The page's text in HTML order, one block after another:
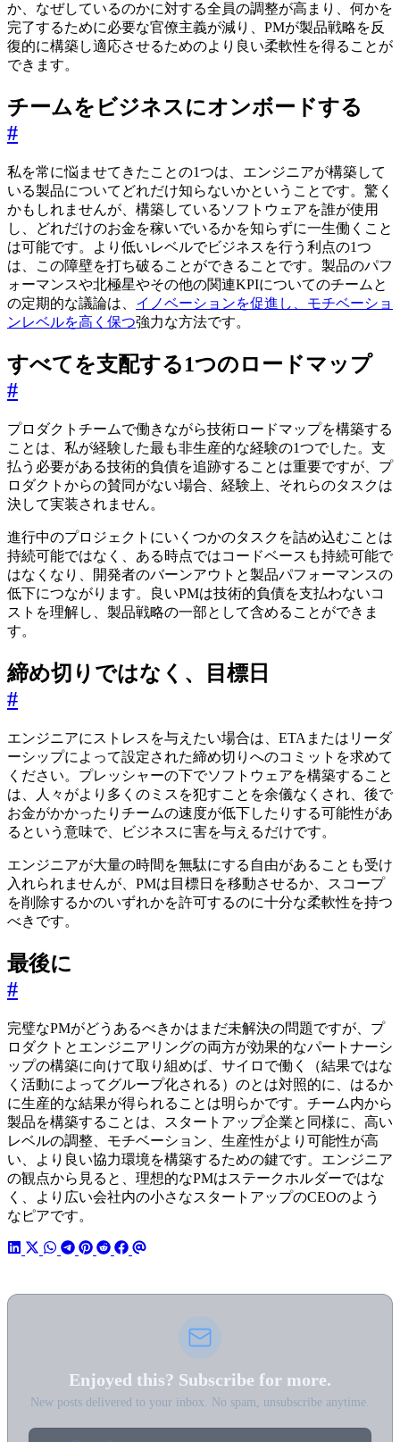
か、なぜしているのかに対する全員の調整が高まり、何かを
完了するために必要な官僚主義が減り、PMが製品戦略を反
復的に構築し適応させるためのより良い柔軟性を得ることが
できます。
チームをビジネスにオンボードする
#
私を常に悩ませてきたことの1つは、エンジニアが構築して
いる製品についてどれだけ知らないかということです。驚く
かもしれませんが、構築しているソフトウェアを誰が使用
し、どれだけのお金を稼いでいるかを知らずに一生働くこと
は可能です。より低いレベルでビジネスを行う利点の1つ
は、この障壁を打ち破ることができることです。製品のパフ
ォーマンスや北極星やその他の関連KPIについてのチームと
の定期的な議論は、 イノベーションを促進し、モチベーショ
ンレベルを高く保つ強力な方法です。
すべてを支配する1つのロードマップ
#
プロダクトチームで働きながら技術ロードマップを構築する
ことは、私が経験した最も非生産的な経験の1つでした。支
払う必要がある技術的負債を追跡することは重要ですが、プ
ロダクトからの賛同がない場合、経験上、それらのタスクは
決して実装されません。
進行中のプロジェクトにいくつかのタスクを詰め込むことは
持続可能ではなく、ある時点ではコードベースも持続可能で
はなくなり、開発者のバーンアウトと製品パフォーマンスの
低下につながります。良いPMは技術的負債を支払わないコ
ストを理解し、製品戦略の一部として含めることができま
す。
締め切りではなく、目標日
#
エンジニアにストレスを与えたい場合は、ETAまたはリーダ
ーシップによって設定された締め切りへのコミットを求めて
ください。プレッシャーの下でソフトウェアを構築すること
は、人々がより多くのミスを犯すことを余儀なくされ、後で
お金がかかったりチームの速度が低下したりする可能性があ
るという意味で、ビジネスに害を与えるだけです。
エンジニアが大量の時間を無駄にする自由があることも受け
入れられませんが、PMは目標日を移動させるか、スコープ
を削除するかのいずれかを許可するのに十分な柔軟性を持つ
べきです。
最後に
#
完璧なPMがどうあるべきかはまだ未解決の問題ですが、プ
ロダクトとエンジニアリングの両方が効果的なパートナーシ
ップの構築に向けて取り組めば、サイロで働く（結果ではな
く活動によってグループ化される）のとは対照的に、はるか
に生産的な結果が得られることは明らかです。チーム内から
製品を構築することは、スタートアップ企業と同様に、高い
レベルの調整、モチベーション、生産性がより可能性が高
い、より良い協力環境を構築するための鍵です。エンジニア
の観点から見ると、理想的なPMはステークホルダーではな
く、より広い会社内の小さなスタートアップのCEOのよう
なピアです。
Enjoyed this? Subscribe for more.
New posts delivered to your inbox. No spam, unsubscribe anytime.